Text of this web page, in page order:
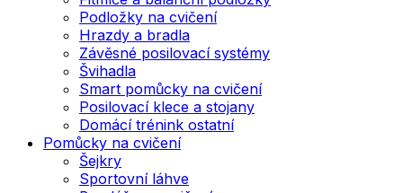
Podložky na cvičení
Hrazdy a bradla
Závěsné posilovací systémy
Švihadla
Smart pomůcky na cvičení
Posilovací klece a stojany
Domácí trénink ostatní
Pomůcky na cvičení
Šejkry
Sportovní láhve